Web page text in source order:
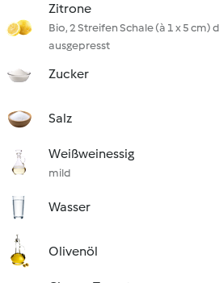
Zitrone
Bio, 2 Streifen Schale (à 1 x 5 cm)
ausgepresst
Zucker
Salz
Weißweinessig
mild
Wasser
Olivenöl